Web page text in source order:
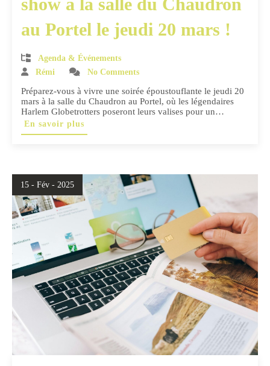
au Portel le jeudi 20 mars !
Agenda & Événements
Rémi
No Comments
Préparez-vous à vivre une soirée époustouflante le jeudi 20
mars à la salle du Chaudron au Portel, où les légendaires
Harlem Globetrotters poseront leurs valises pour un…
En savoir plus
15 - Fév - 2025